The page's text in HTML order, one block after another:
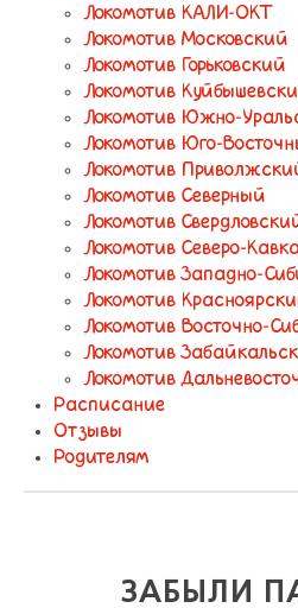
Локомотив КАЛИ-ОКТ
Локомотив Московский
Локомотив Горьковский
Локомотив
Локомотив Южно-
Локомотив Юго-
Локомотив
Локомотив Северный
Локомотив
Локомотив Северо-
Локомотив Западно-
Локомотив
Локомотив Восточно-
Локомотив
Локомотив
Расписание
Отзывы
Родителям
ЗАБЫЛИ